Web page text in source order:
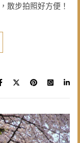
散步拍照好方便！